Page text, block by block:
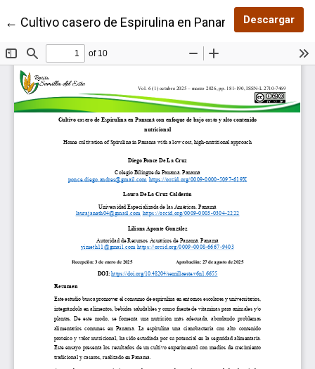
← Volver a los detalles del artículo
Cultivo casero de Espirulina en Panamá conDescargar